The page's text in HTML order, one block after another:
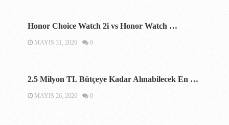
Honor Choice Watch 2i vs Honor Watch …
MAYIS 31, 2026 0
2.5 Milyon TL Bütçeye Kadar Alınabilecek En …
MAYIS 26, 2026 0